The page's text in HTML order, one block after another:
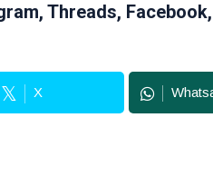
Threads,
X